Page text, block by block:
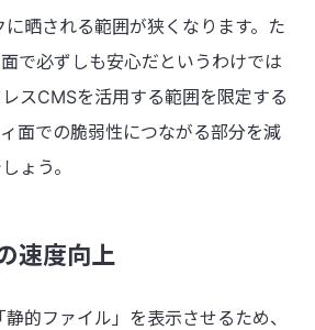
晒される範囲が狭くなります。た
で必ずしも安心だというわけでは
スCMSを活用する範囲を限定する
面での脆弱性につながる部分を減
ょう。
速度向上
的ファイル」を表示させるため、